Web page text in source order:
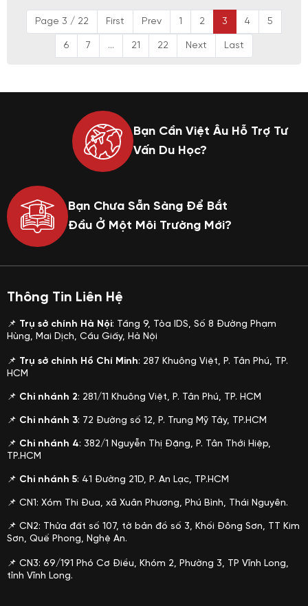
Page 3 / 22 First Prev 1 2 3 4 5
6 7 ... 21 22 Next Last
Bạn Cần Việt Âu Hỗ Trợ Tư
Vấn Du Học?
Bạn Chưa Sẵn Sàng Để Bắt
Đầu Ở Một Môi Trường Mới?
Thông Tin Liên Hệ
📌 Trụ sở chính Hà Nội: Tầng 9, Tòa IDS, Số 8 Đường Phạm
Hùng, Mai Dịch, Cầu Giấy, Hà Nội
📌 Trụ sở chính Hồ Chí Minh: 287 Khuông Việt, P. Tân Phú, TP.
HCM
📌 Chi nhánh 2: 281/11 Khuông Việt, P. Tân Phú, TP. HCM
📌 Chi nhánh 3: 72 Đường số 12, P. Trung Mỹ Tây, TP.HCM
📌 Chi nhánh 4: 382/1 Nguyễn Thị Đặng, P. Tân Thới Hiệp,
TP.HCM
📌 Chi nhánh 5: 41 Đường 21D, P. An Lạc, TP.HCM
📌 CN1: Xóm Thi Đua, xã Xuân Phương, Phú Bình, Thái Nguyên.
📌 CN2: Thửa đất số 107, tờ bản đồ số 3, Khối Đông Sơn, TT Kim
Sơn, Quế Phong, Nghệ An.
📌 CN3: 69/191 Phó Cơ Điều, Khóm 2, Phường 3, TP Vĩnh Long,
tỉnh Vĩnh Long.